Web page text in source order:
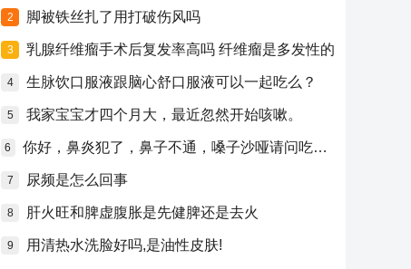
2 脚被铁丝扎了用打破伤风吗
3 乳腺纤维瘤手术后复发率高吗 纤维瘤是多发性的
4 生脉饮口服液跟脑心舒口服液可以一起吃么？
5 我家宝宝才四个月大，最近忽然开始咳嗽。
6 你好，鼻炎犯了，鼻子不通，嗓子沙哑请问吃什么药比较好？
7 尿频是怎么回事
8 肝火旺和脾虚腹胀是先健脾还是去火
9 用清热水洗脸好吗,是油性皮肤!